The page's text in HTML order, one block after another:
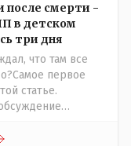
после смерти -
в детском
три дня
что там все
первое
статье.
пишет, что